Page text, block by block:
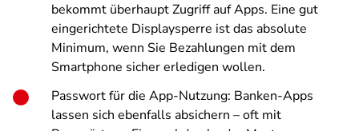
bekommt überhaupt Zugriff auf Apps. Eine gut
eingerichtete Displaysperre ist das absolute
Minimum, wenn Sie Bezahlungen mit dem
Smartphone sicher erledigen wollen.
Passwort für die App-Nutzung: Banken-Apps
lassen sich ebenfalls absichern – oft mit